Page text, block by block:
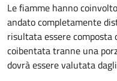
Le fiamme hanno
andato completamente
risultata essere
coibentata tranne una
dovrà essere valutata